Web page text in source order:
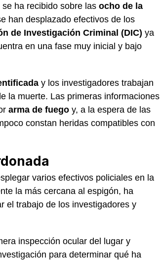
se ha recibido sobre las ocho de la
han desplazado efectivos de los
de Investigación Criminal (DIC) ya
en una fase muy inicial y bajo
y los investigadores trabajan
la muerte. Las primeras informaciones
arma de fuego y, a la espera de las
constan heridas compatibles con
varios efectivos policiales en la
la más cercana al espigón, ha
el trabajo de los investigadores y
inspección ocular del lugar y
para determinar qué ha